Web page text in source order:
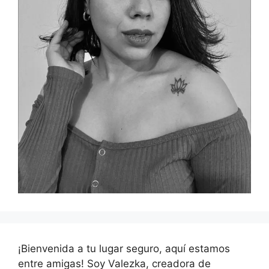
¡Bienvenida a tu lugar seguro, aquí estamos
entre amigas! Soy Valezka, creadora de